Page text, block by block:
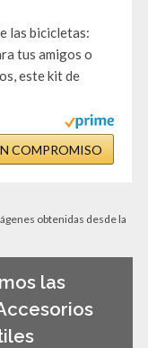
las bicicletas:
tus amigos o
este kit de
COMPROMISO
obtenidas desde la
las